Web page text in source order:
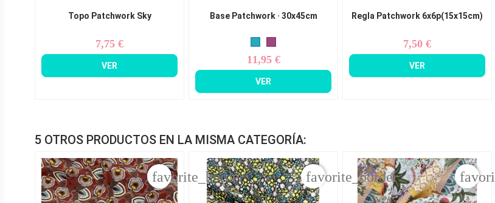
Topo Patchwork Sky
Precio
7,75 €
VER
Base Patchwork · 30x45cm
Precio
11,95 €
VER
Regla Patchwork 6x6p(15x15cm)
Precio
7,50 €
VER
5 OTROS PRODUCTOS EN LA MISMA CATEGORÍA:
favorite_border favorite_border